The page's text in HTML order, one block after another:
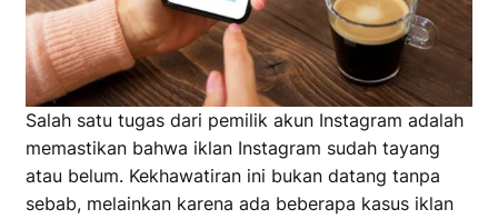
Salah satu tugas dari pemilik akun Instagram adalah
memastikan bahwa iklan Instagram sudah tayang
atau belum. Kekhawatiran ini bukan datang tanpa
sebab, melainkan karena ada beberapa kasus iklan